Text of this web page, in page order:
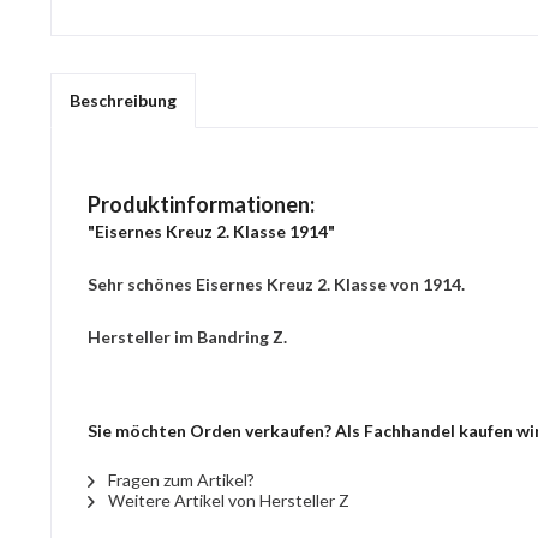
Beschreibung
Produktinformationen:
"Eisernes Kreuz 2. Klasse 1914"
Sehr schönes Eisernes Kreuz 2. Klasse von 1914.
Hersteller im Bandring Z.
Sie möchten Orden verkaufen? Als Fachhandel kaufen
Fragen zum Artikel?
Weitere Artikel von Hersteller Z